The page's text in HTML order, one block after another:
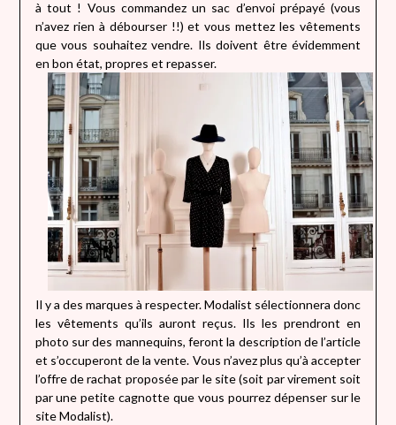
à tout ! Vous commandez un sac d’envoi prépayé (vous
n’avez rien à débourser !!) et vous mettez les vêtements
que vous souhaitez vendre. Ils doivent être évidemment
en bon état, propres et repasser.
Il y a des marques à respecter. Modalist sélectionnera donc
les vêtements qu’ils auront reçus. Ils les prendront en
photo sur des mannequins, feront la description de l’article
et s’occuperont de la vente. Vous n’avez plus qu’à accepter
l’offre de rachat proposée par le site (soit par virement soit
par une petite cagnotte que vous pourrez dépenser sur le
site Modalist).